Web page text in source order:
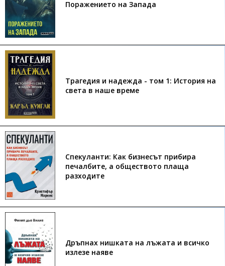
Поражението на Запада
Трагедия и надежда - том 1: История на
света в наше време
Спекуланти: Как бизнесът прибира
печалбите, а обществото плаща
разходите
Дръпнах нишката на лъжата и всичко
излезе наяве